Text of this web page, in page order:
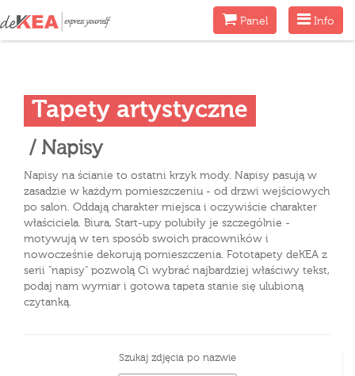
Menu
Info
MenuPanel
Tapety artystyczne
/ Napisy
Napisy na ścianie to ostatni krzyk mody. Napisy pasują w
zasadzie w każdym pomieszczeniu - od drzwi wejściowych
po salon. Oddają charakter miejsca i oczywiście charakter
właściciela. Biura, Start-upy polubiły je szczególnie -
motywują w ten sposób swoich pracowników i
nowocześnie dekorują pomieszczenia. Fototapety deKEA z
serii "napisy" pozwolą Ci wybrać najbardziej właściwy tekst,
podaj nam wymiar i gotowa tapeta stanie się ulubioną
czytanką.
Szukaj zdjęcia po nazwie